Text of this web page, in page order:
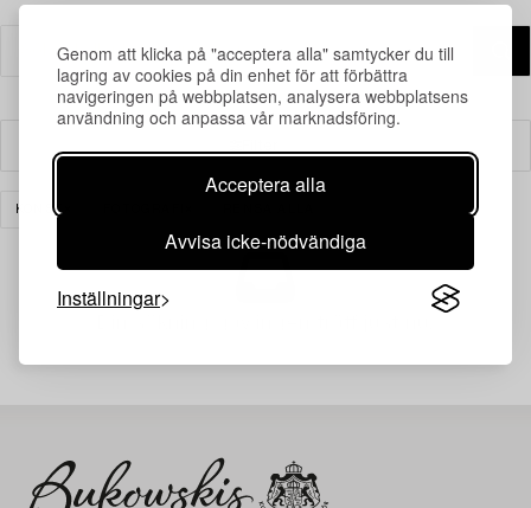
Genom att klicka på "acceptera alla" samtycker du till
lagring av cookies på din enhet för att förbättra
navigeringen på webbplatsen, analysera webbplatsens
användning och anpassa vår marknadsföring.
Acceptera alla
Avvisa icke-nödvändiga
Inställningar
KONST